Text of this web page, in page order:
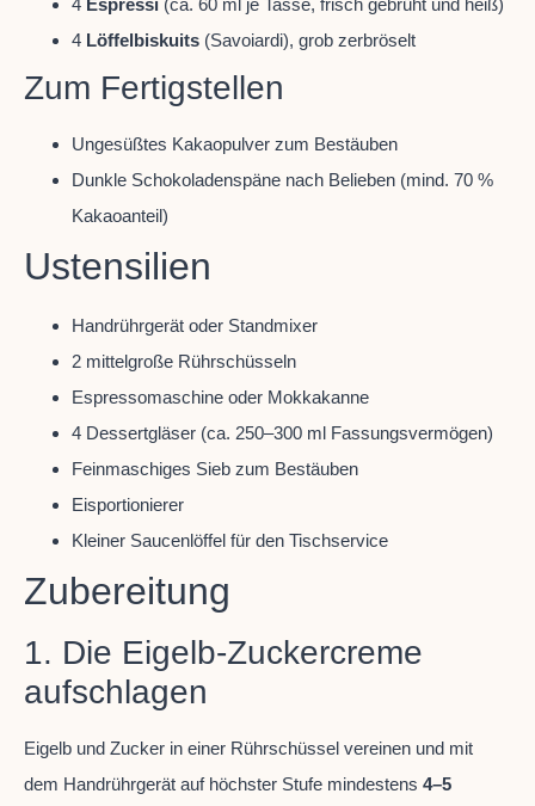
4 Espressi (ca. 60 ml je Tasse, frisch gebrüht und heiß)
4 Löffelbiskuits (Savoiardi), grob zerbröselt
Zum Fertigstellen
Ungesüßtes Kakaopulver zum Bestäuben
Dunkle Schokoladenspäne nach Belieben (mind. 70 %
Kakaoanteil)
Ustensilien
Handrührgerät oder Standmixer
2 mittelgroße Rührschüsseln
Espressomaschine oder Mokkakanne
4 Dessertgläser (ca. 250–300 ml Fassungsvermögen)
Feinmaschiges Sieb zum Bestäuben
Eisportionierer
Kleiner Saucenlöffel für den Tischservice
Zubereitung
1. Die Eigelb-Zuckercreme
aufschlagen
Eigelb und Zucker in einer Rührschüssel vereinen und mit
dem Handrührgerät auf höchster Stufe mindestens 4–5